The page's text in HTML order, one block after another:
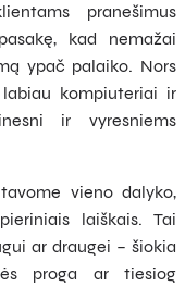
pranešimus
kad nemažai
ypač palaiko. Nors
kompiuteriai ir
ir vyresniems
vieno dalyko,
laiškais. Tai
ar draugei – šiokia
proga ar tiesiog